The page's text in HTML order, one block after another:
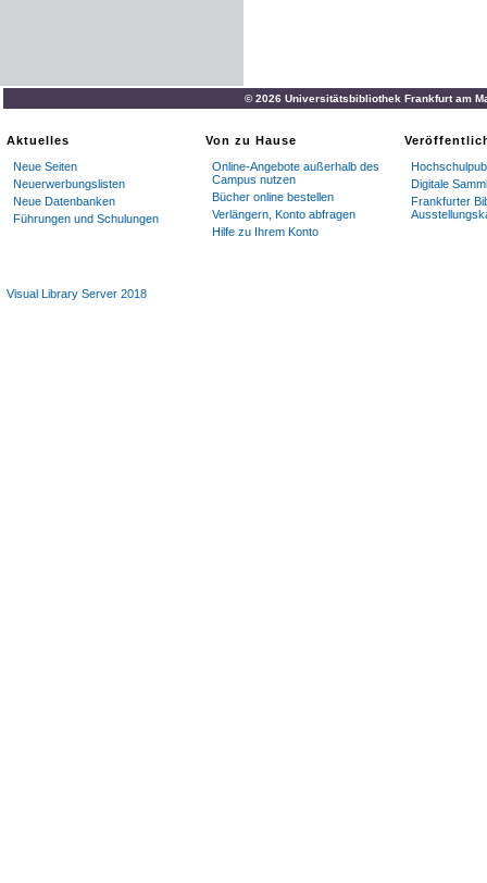
© 2026 Universitätsbibliothek Frankfurt am
Aktuelles
Neue Seiten
Neuerwerbungslisten
Neue Datenbanken
Führungen und Schulungen
Von zu Hause
Online-Angebote außerhalb des
Campus nutzen
Bücher online bestellen
Verlängern, Konto abfragen
Hilfe zu Ihrem Konto
Digitale
Frankfurter
Visual Library Server 2018